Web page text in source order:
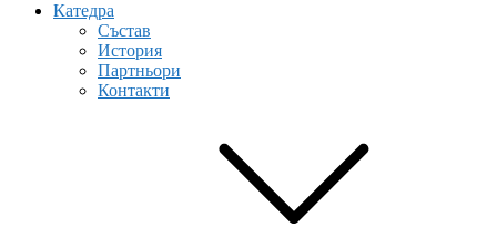
Катедра
Състав
История
Партньори
Контакти